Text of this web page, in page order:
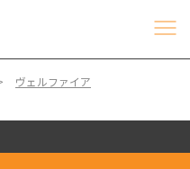
ヴェルファイア